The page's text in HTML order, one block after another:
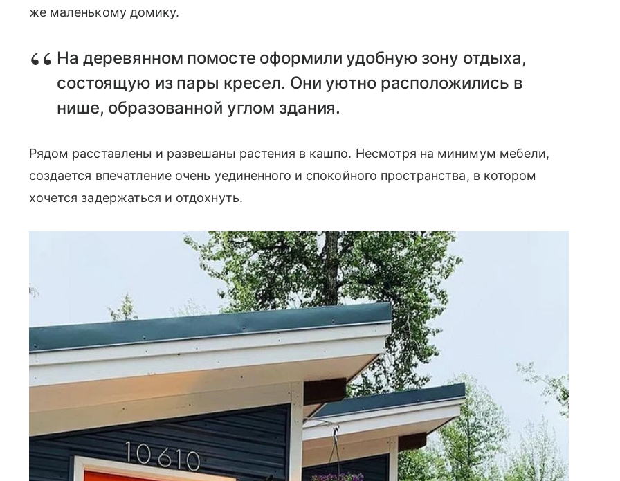
же маленькому домику.
На деревянном помосте оформили удобную зону отдыха,
состоящую из пары кресел. Они уютно расположились в
нише, образованной углом здания.
Рядом расставлены и развешаны растения в кашпо. Несмотря на минимум мебели,
создается впечатление очень уединенного и спокойного пространства, в котором
хочется задержаться и отдохнуть.